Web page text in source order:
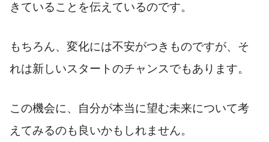
きていることを伝えているのです。
もちろん、変化には不安がつきものですが、そ
れは新しいスタートのチャンスでもあります。
この機会に、自分が本当に望む未来について考
えてみるのも良いかもしれません。